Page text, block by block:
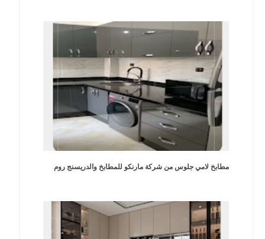
مطابخ لامي جلوس من شركة مارنكو للمطابخ والدريسنج روم